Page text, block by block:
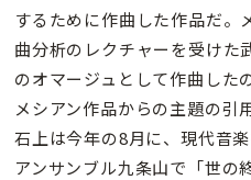
するために作曲した作品だ。
曲分析のレクチャーを受けた
のオマージュとして作曲した
メシアン作品からの主題の引
石上は今年の8月に、現代音
アンサンブル九条山で「世の